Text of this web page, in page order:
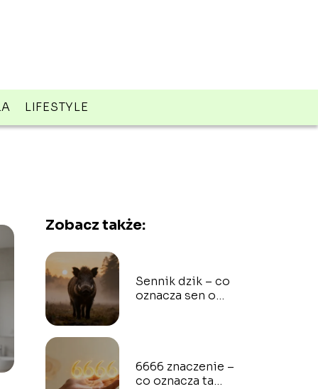
LIFESTYLE
Zobacz także:
Sennik dzik – co
oznacza sen o
6666 znaczenie –
co oznacza ta